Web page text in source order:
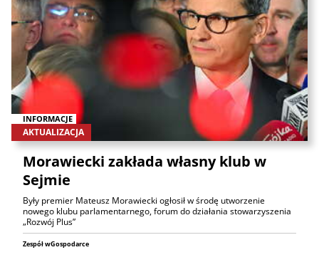
INFORMACJE
AKTUALIZACJA
Morawiecki zakłada własny klub w
Sejmie
Były premier Mateusz Morawiecki ogłosił w środę utworzenie
nowego klubu parlamentarnego, forum do działania stowarzyszenia
„Rozwój Plus”
Zespół wGospodarce